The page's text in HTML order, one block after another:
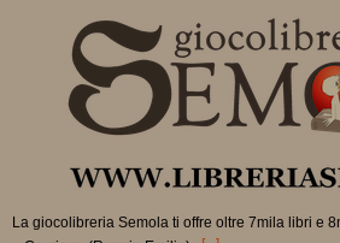
La giocolibreria Semola ti offre oltre 7mila libri e